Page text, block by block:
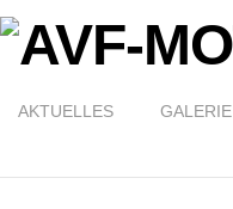
AKTUELLES GALERIE